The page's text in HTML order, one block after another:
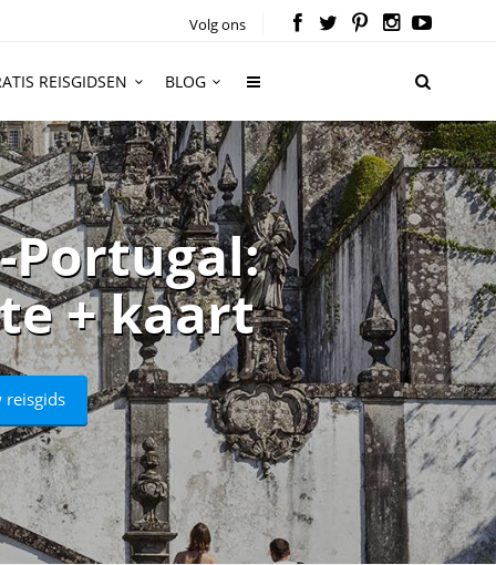
Volg ons
REISGIDSEN BLOG
Portugal:
+ kaart
reisgids